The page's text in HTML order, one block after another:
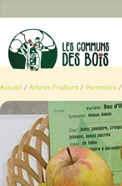
ACTUALITÉS
Accueil / Arbres Fruitiers / Pommiers /